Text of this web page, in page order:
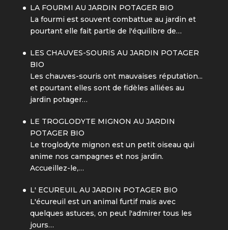
LA FOURMI AU JARDIN POTAGER BIO
La fourmi est souvent combattue au jardin et
pourtant elle fait partie de l'équilibre de…
LES CHAUVES-SOURIS AU JARDIN POTAGER
BIO
Les chauves-souris ont mauvaises réputation...
et pourtant elles sont de fidèles alliées au
jardin potager…
LE TROGLODYTE MIGNON AU JARDIN
POTAGER BIO
Le troglodyte mignon est un petit oiseau qui
anime nos campagnes et nos jardin.
Accueillez-le,…
L' ECUREUIL AU JARDIN POTAGER BIO
L'écureuil est un animal furtif mais avec
quelques astuces, on peut l'admirer tous les
jours…